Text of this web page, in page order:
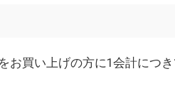
お買い上げの方に1会計につ